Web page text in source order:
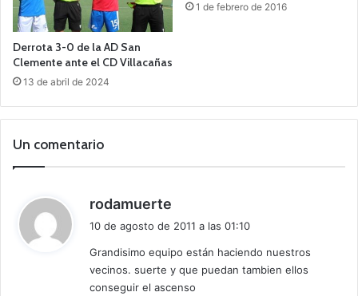
Derrota 3-0 de la AD San
Clemente ante el CD Villacañas
13 de abril de 2024
1 de febrero de 2016
Un comentario
rodamuerte
e
:
10 de agosto de 2011 a las 01:10
Grandisimo equipo están haciendo nuestros
vecinos. suerte y que puedan tambien ellos
conseguir el ascenso